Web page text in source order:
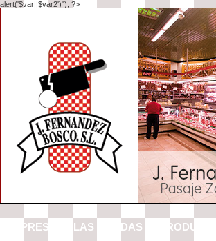
alert('$var||$var2')"); ?>
EMPRESA LAS TIENDAS